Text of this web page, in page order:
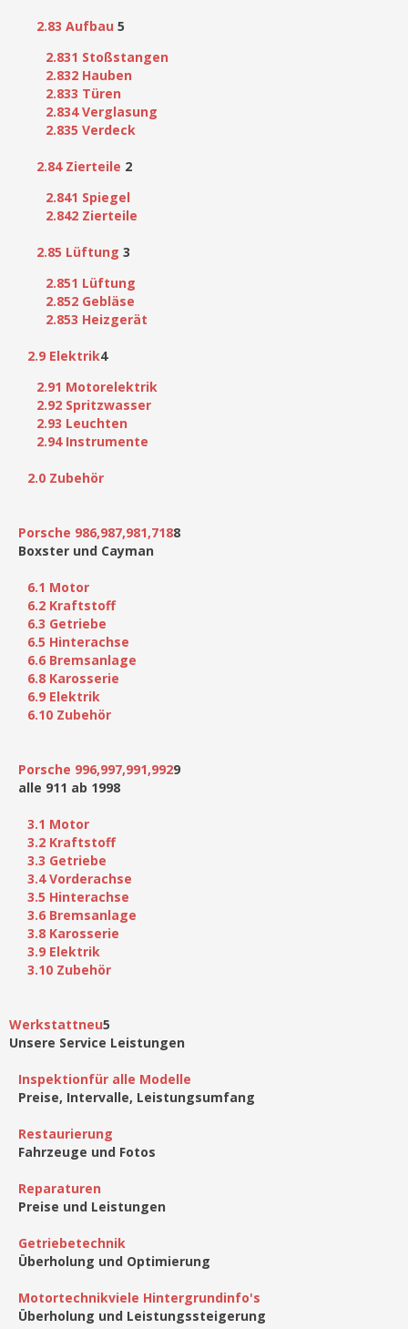
2.83 Aufbau 5
2.831 Stoßstangen
2.832 Hauben
2.833 Türen
2.834 Verglasung
2.835 Verdeck
2.84 Zierteile 2
2.841 Spiegel
2.842 Zierteile
2.85 Lüftung 3
2.851 Lüftung
2.852 Gebläse
2.853 Heizgerät
2.9 Elektrik4
2.91 Motorelektrik
2.92 Spritzwasser
2.93 Leuchten
2.94 Instrumente
2.0 Zubehör
Porsche 986,987,981,7188
Boxster und Cayman
6.1 Motor
6.2 Kraftstoff
6.3 Getriebe
6.5 Hinterachse
6.6 Bremsanlage
6.8 Karosserie
6.9 Elektrik
6.10 Zubehör
Porsche 996,997,991,9929
alle 911 ab 1998
3.1 Motor
3.2 Kraftstoff
3.3 Getriebe
3.4 Vorderachse
3.5 Hinterachse
3.6 Bremsanlage
3.8 Karosserie
3.9 Elektrik
3.10 Zubehör
Werkstattneu5
Unsere Service Leistungen
Inspektionfür alle Modelle
Preise, Intervalle, Leistungsumfang
Restaurierung
Fahrzeuge und Fotos
Reparaturen
Preise und Leistungen
Getriebetechnik
Überholung und Optimierung
Motortechnikviele Hintergrundinfo's
Überholung und Leistungssteigerung